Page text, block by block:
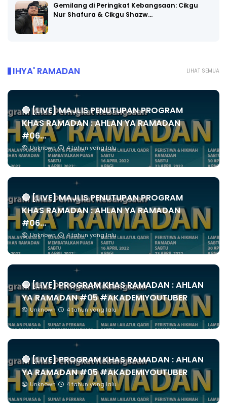
Gemilang di Peringkat Kebangsaan: Cikgu
Nur Shafura & Cikgu Shazw…
LIHAT SEMUA
IHYA' RAMADAN
🔴 [LIVE] MAJLIS PENUTUPAN PROGRAM
KHAS RAMADAN : AHLAN YA RAMADAN
#06...
Unknown 4 tahun yang lalu
🔴 [LIVE] MAJLIS PENUTUPAN PROGRAM
KHAS RAMADAN : AHLAN YA RAMADAN
#06...
Unknown 4 tahun yang lalu
🔴 [LIVE] PROGRAM KHAS RAMADAN : AHLAN
YA RAMADAN #05 #AKADEMIYOUTUBER
Unknown 4 tahun yang lalu
🔴 [LIVE] PROGRAM KHAS RAMADAN : AHLAN
YA RAMADAN #05 #AKADEMIYOUTUBER
Unknown 4 tahun yang lalu